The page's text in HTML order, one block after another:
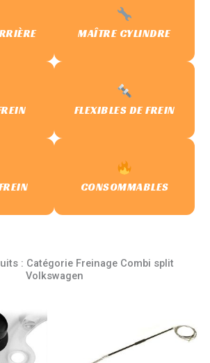
MAÎTRE CYLINDRE
FLEXIBLES DE FREIN
CONSOMMABLES
: Catégorie Freinage Combi split
Volkswagen